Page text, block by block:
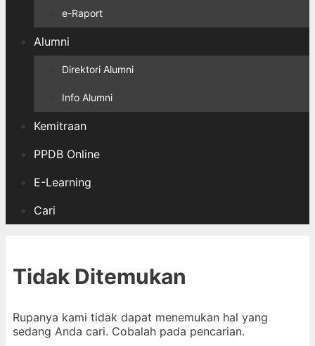
e-Raport
Alumni
Direktori Alumni
Info Alumni
Kemitraan
PPDB Online
E-Learning
Cari
Tidak Ditemukan
Rupanya kami tidak dapat menemukan hal yang
sedang Anda cari. Cobalah pada pencarian.